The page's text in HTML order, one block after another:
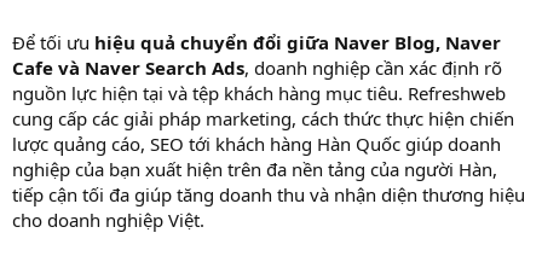
Để tối ưu hiệu quả chuyển đổi giữa Naver Blog, Naver
Cafe và Naver Search Ads, doanh nghiệp cần xác định rõ
nguồn lực hiện tại và tệp khách hàng mục tiêu. Refreshweb
cung cấp các giải pháp marketing, cách thức thực hiện chiến
lược quảng cáo, SEO tới khách hàng Hàn Quốc giúp doanh
nghiệp của bạn xuất hiện trên đa nền tảng của người Hàn,
tiếp cận tối đa giúp tăng doanh thu và nhận diện thương hiệu
cho doanh nghiệp Việt.